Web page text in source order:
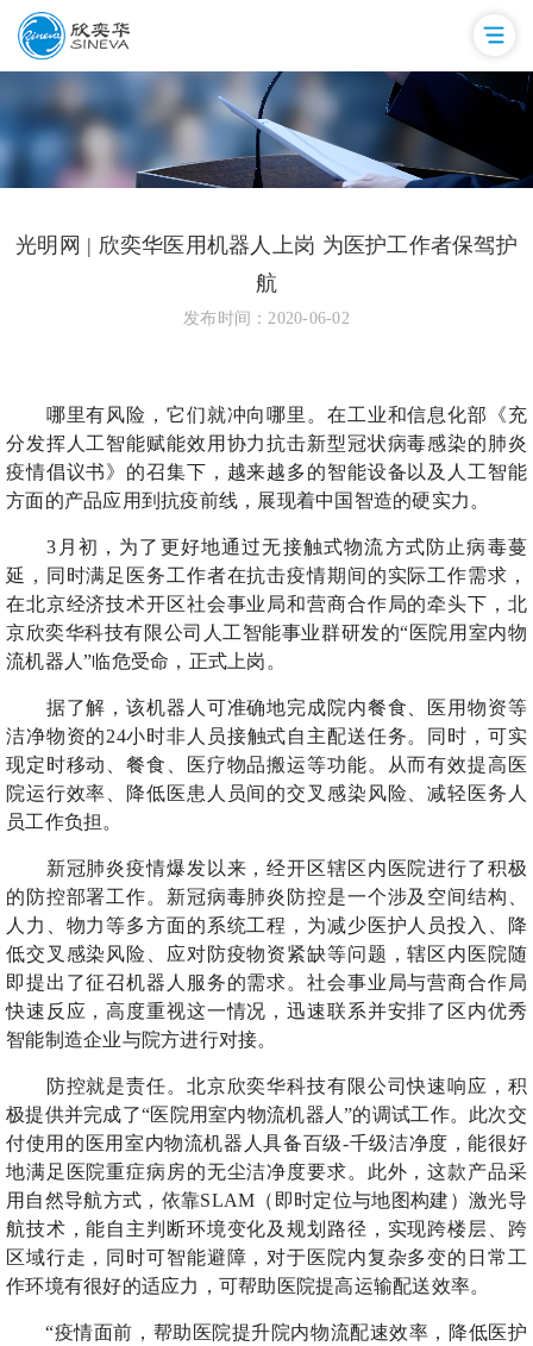
光明网 | 欣奕华医用机器人上岗 为医护工作者保驾护
航
发布时间：2020-06-02
哪里有风险，它们就冲向哪里。在工业和信息化部《充
分发挥人工智能赋能效用协力抗击新型冠状病毒感染的肺炎
疫情倡议书》的召集下，越来越多的智能设备以及人工智能
方面的产品应用到抗疫前线，展现着中国智造的硬实力。
3月初，为了更好地通过无接触式物流方式防止病毒蔓
延，同时满足医务工作者在抗击疫情期间的实际工作需求，
在北京经济技术开区社会事业局和营商合作局的牵头下，北
京欣奕华科技有限公司人工智能事业群研发的“医院用室内物
流机器人”临危受命，正式上岗。
据了解，该机器人可准确地完成院内餐食、医用物资等
洁净物资的24小时非人员接触式自主配送任务。同时，可实
现定时移动、餐食、医疗物品搬运等功能。从而有效提高医
院运行效率、降低医患人员间的交叉感染风险、减轻医务人
员工作负担。
新冠肺炎疫情爆发以来，经开区辖区内医院进行了积极
的防控部署工作。新冠病毒肺炎防控是一个涉及空间结构、
人力、物力等多方面的系统工程，为减少医护人员投入、降
低交叉感染风险、应对防疫物资紧缺等问题，辖区内医院随
即提出了征召机器人服务的需求。社会事业局与营商合作局
快速反应，高度重视这一情况，迅速联系并安排了区内优秀
智能制造企业与院方进行对接。
防控就是责任。北京欣奕华科技有限公司快速响应，积
极提供并完成了“医院用室内物流机器人”的调试工作。此次交
付使用的医用室内物流机器人具备百级-千级洁净度，能很好
地满足医院重症病房的无尘洁净度要求。此外，这款产品采
用自然导航方式，依靠SLAM（即时定位与地图构建）激光导
航技术，能自主判断环境变化及规划路径，实现跨楼层、跨
区域行走，同时可智能避障，对于医院内复杂多变的日常工
作环境有很好的适应力，可帮助医院提高运输配送效率。
“疫情面前，帮助医院提升院内物流配速效率，降低医护